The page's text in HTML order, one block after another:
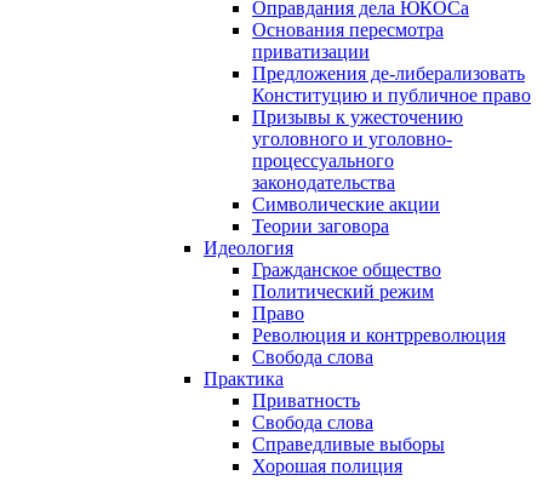
Оправдания дела ЮКОСа
Основания пересмотра
приватизации
Предложения де-либерализовать
Конституцию и публичное право
Призывы к ужесточению
уголовного и уголовно-
процессуального
законодательства
Символические акции
Теории заговора
Идеология
Гражданское общество
Политический режим
Право
Революция и контрреволюция
Свобода слова
Практика
Приватность
Свобода слова
Справедливые выборы
Хорошая полиция